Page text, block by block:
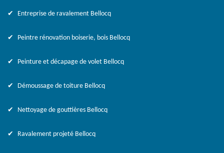
Entreprise de ravalement Bellocq
Peintre rénovation boiserie, bois Bellocq
Peinture et décapage de volet Bellocq
Démoussage de toiture Bellocq
Nettoyage de gouttières Bellocq
Ravalement projeté Bellocq